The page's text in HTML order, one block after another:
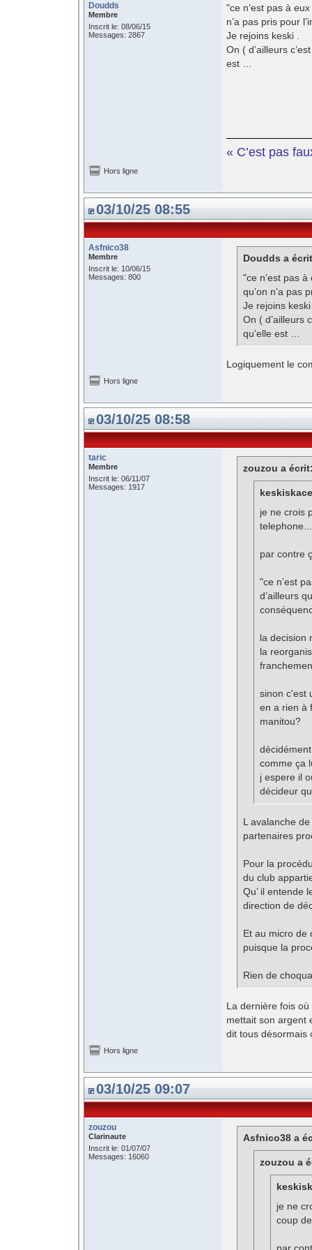
Doudds
Membre
Inscrit le: 08/06/15
Messages: 2867
"ce n’est pas à
n’a pas pris pour
Je rejoins keski .
On ( d’ailleurs
est …
« C’est pas
Hors ligne
03/10/25 08:55
Asfnico38
Membre
Inscrit le: 10/06/15
Messages: 800
Doudds a
"ce n’est pas
qu’on n’a pas
Je rejoins
On ( d’ailleurs
qu’elle est …
Logiquement le
Hors ligne
03/10/25 08:58
taric
Membre
Inscrit le: 06/11/07
Messages: 1917
zouzou a
je ne crois
par contre
"ce n’est
d’ailleurs
la decision
la
sinon c'est
en a rien à
manitou?
comme ça
j espere il
décideur
L avalanche
partenaires
Pour la
du club
Qu’ il entende
direction de
Et au micro de
puisque la
Rien de
La dernière fois
mettait son argent
dit tous désormais
Hors ligne
03/10/25 09:07
zouzou
Clarinaute
Inscrit le: 01/07/07
Messages: 16060
Asfnico38 a
zouzou a
je ne
coup